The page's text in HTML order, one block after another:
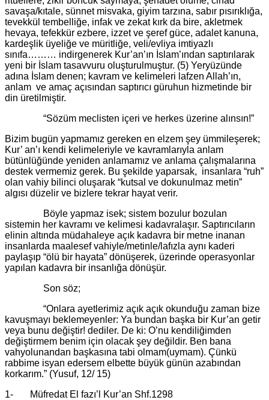
savaşa/kıtale, sünnet misvaka, giyim tarzına, sabır pısırıklığa,
tevekkül tembelliğe, infak ve zekat kırk da bire, akletmek
hevaya, tefekkür ezbere, izzet ve şeref güce, adalet kanuna,
kardeşlik üyeliğe ve müritliğe, veli/evliya imtiyazlı
sınıfa……… indirgenerek Kur’an’ın İslam’ından saptırılarak
yeni bir İslam tasavvuru oluşturulmuştur. (5) Yeryüzünde
adına İslam denen; kavram ve kelimeleri lafzen Allah’ın,
anlam ve amaç açısından saptırıcı güruhun hizmetinde bir
din üretilmiştir.
“Sözüm meclisten içeri ve herkes üzerine alınsın!”
Bizim bugün yapmamız gereken en elzem şey ümmileşerek;
Kur’ an’ı kendi kelimeleriyle ve kavramlarıyla anlam
bütünlüğünde yeniden anlamamız ve anlama çalışmalarına
destek vermemiz gerek. Bu şekilde yaparsak, insanlara “ruh”
olan vahiy bilinci oluşarak “kutsal ve dokunulmaz metin”
algısı düzelir ve bizlere tekrar hayat verir.
Böyle yapmaz isek; sistem bozulur bozulan
sistemin her kavramı ve kelimesi kadavralaşır. Saptırıcıların
elinin altında müdahaleye açık kadavra bir metne inanan
insanlarda maalesef vahiyle/metinle/lafızla aynı kaderi
paylaşıp “ölü bir hayata” dönüşerek, üzerinde operasyonlar
yapılan kadavra bir insanlığa dönüşür.
Son söz;
“Onlara ayetlerimiz açık açık okunduğu zaman bize
kavuşmayı beklemeyenler: Ya bundan başka bir Kur’an getir
veya bunu değiştir! dediler. De ki: O’nu kendiliğimden
değiştirmem benim için olacak şey değildir. Ben bana
vahyolunandan başkasına tabi olmam(uymam). Çünkü
rabbime isyan edersem elbette büyük günün azabından
korkarım.” (Yusuf, 12/ 15)
1- Müfredat El fazı’l Kur’an Shf.1298